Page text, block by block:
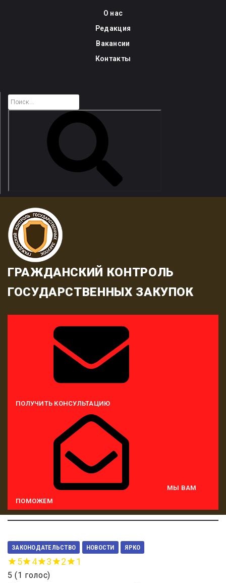
О нас
Редакция
Вакансии
Контакты
ГРАЖДАНСКИЙ КОНТРОЛЬ
ГОСУДАРСТВЕННЫХ ЗАКУПОК
ПОЛУЧИТЬ КОНСУЛЬТАЦИЮ
МЫ ВАМ
ПОМОЖЕМ
ЗАКОНОДАТЕЛЬСТВО НОВОСТИ ЯРКО
5 4 3 2 1
5 (1 голос)